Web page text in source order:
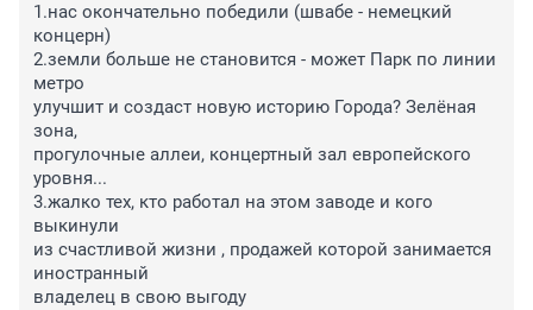
1.нас окончательно победили (швабе - немецкий
концерн)
2.земли больше не становится - может Парк по линии
метро
улучшит и создаст новую историю Города? Зелёная
зона,
прогулочные аллеи, концертный зал европейского
уровня...
3.жалко тех, кто работал на этом заводе и кого
выкинули
из счастливой жизни , продажей которой занимается
иностранный
владелец в свою выгоду